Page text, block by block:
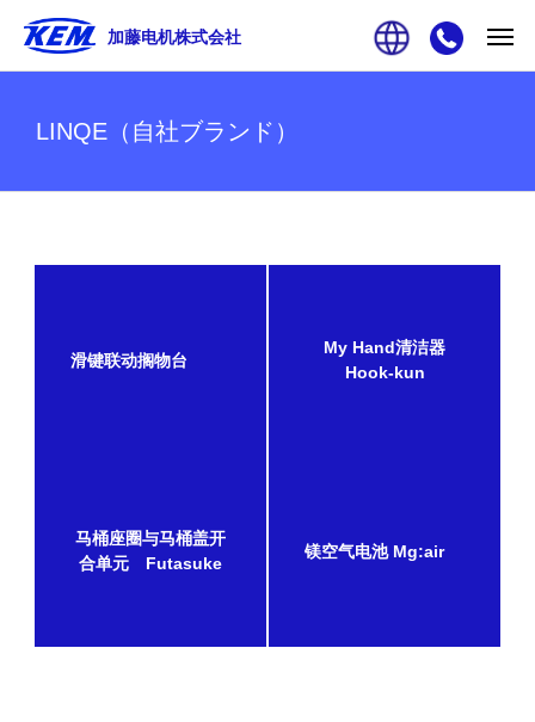
加藤电机株式会社
LINQE（自社ブランド）
滑键联动搁物台
My Hand清洁器
Hook-kun
马桶座圈与马桶盖开
合单元 Futasuke
镁空气电池 Mg:air